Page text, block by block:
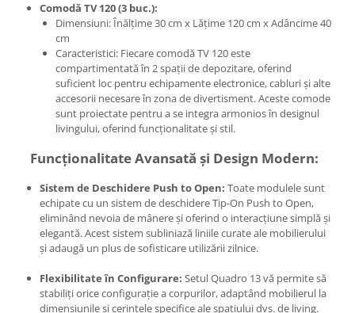
Comodă TV 120 (3 buc.):
Dimensiuni: Înălțime 30 cm x Lățime 120 cm x Adâncime 40
cm
Caracteristici: Fiecare comodă TV 120 este
compartimentată în 2 spații de depozitare, oferind
suficient loc pentru echipamente electronice, cabluri și alte
accesorii necesare în zona de divertisment. Aceste comode
sunt proiectate pentru a se integra armonios în designul
livingului, oferind funcționalitate și stil.
Funcționalitate Avansată și Design Modern:
Sistem de Deschidere Push to Open: Toate modulele sunt
echipate cu un sistem de deschidere Tip-On Push to Open,
eliminând nevoia de mânere și oferind o interacțiune simplă și
elegantă. Acest sistem subliniază liniile curate ale mobilierului
și adaugă un plus de sofisticare utilizării zilnice.
Flexibilitate în Configurare: Setul Quadro 13 vă permite să
stabiliți orice configurație a corpurilor, adaptând mobilierul la
dimensiunile și cerințele specifice ale spațiului dvs. de living.